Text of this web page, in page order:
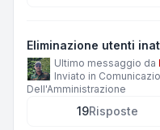
Eliminazione utenti
Ultimo messaggio da
Inviato in
Dell'Amministrazione
19Risposte